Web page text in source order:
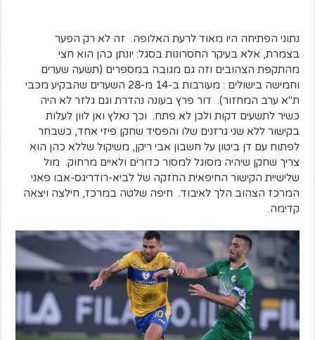
נתוני הפתיחה היו מאוד לרעת האלופה. זה לא רק הפער
בצמרת, אלא בעיקר החסרונות בסגל: יונתן כהן הוא חצי
מהתקפת הצהובים וזה גם מגובה במספרים (תשעה שערים
וחמישה בישולים : מעורבות ב-14 מ-28 השערים שהבקיע מכבי
ת"א ערב המחזור). דור פרץ בעונה נהדרת וגם גלזר לא היה
כשיר לתשעים דקות ולכן לא פתח. וכך נאלץ ואן לוון לעלות
בקישור ללא שני גרזנים שלו והפסיד שחקן פיזי אחד, כשבחר
לפתוח עם דן ביטון על חשבון אבי ריקן, משיקול שללא כהן הוא
צריך שחקן שיהיה מסוגל למסור כדורים ולאיים מרחוק. מול
שלישיית הקישור החיפאית החזקה של לביא-רודריגס-אבו פאני
המרכז הצהוב הלך לאיבוד. חיפה שלטה במרכז, חילצה ויצאה
קדימה.